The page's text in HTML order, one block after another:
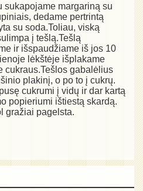
margariną su
dedame pertrintą
su soda.Toliau, viską
į tešlą.Tešlą
ir išspaudžiame iš jos 10
lėkštėje išplakame
cukraus.Tešlos gabalėlius
plakinį, o po to į cukrų.
cukrumi į vidų ir dar kartą
popieriumi ištiestą skardą.
gražiai pagelsta.